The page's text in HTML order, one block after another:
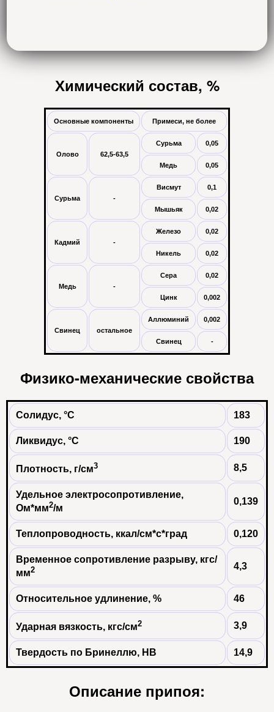
Химический состав, %
Основные компоненты Примеси, не более
Олово 62,5-63,5
Сурьма 0,05
Медь 0,05
Сурьма -
Висмут 0,1
Мышьяк 0,02
Кадмий -
Железо 0,02
Никель 0,02
Медь -
Сера 0,02
Цинк 0,002
Свинец остальное
Аллюминий 0,002
Свинец -
Физико-механические свойства
Солидус, °С 183
Ликвидус, °С 190
Плотность, г/см3 8,5
Удельное электросопротивление,
Ом*мм2/м
0,139
Теплопроводность, ккал/см*с*град 0,120
Временное сопротивление разрыву, кгс/
мм2 4,3
Относительное удлинение, % 46
Ударная вязкость, кгс/см2 3,9
Твердость по Бринеллю, НВ 14,9
Описание припоя: